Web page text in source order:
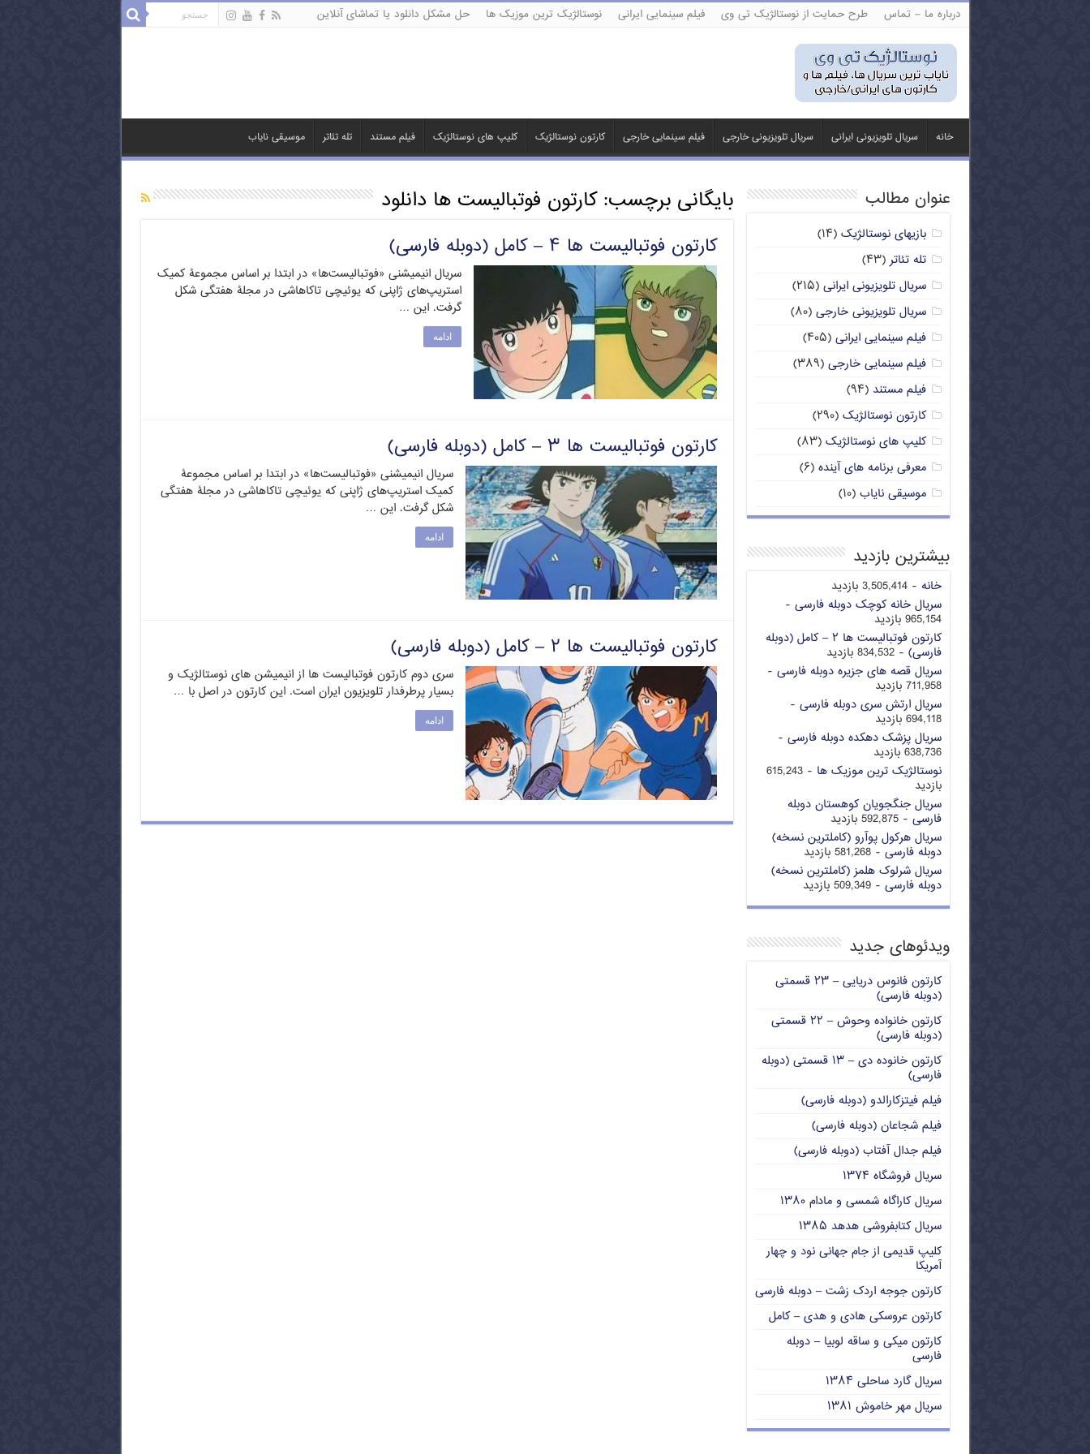
درباره ما – تماس طرح حمایت از نوستالژیک تی وی فیلم سینمایی ایرانی نوستالژیک ترین موزیک ها حل مشکل دانلود یا تماشای آنلاین
خانه سریال تلویزیونی ایرانی سریال تلویزیونی خارجی فیلم سینمایی خارجی کارتون نوستالژیک کلیپ های نوستالژیک فیلم مستند تله تئاتر موسیقی نایاب
بایگانی برچسب:کارتون فوتبالیست ها دانلود
کارتون فوتبالیست ها ۴ – کامل (دوبله فارسی)
سریال انیمیشنی «فوتبالیست‌ها» در ابتدا بر اساس مجموعۀ کمیک
استریپ‌های ژاپنی که یوئیچی تاکاهاشی در مجلۀ هفتگی شکل
گرفت. این …
ادامه
کارتون فوتبالیست ها ۳ – کامل (دوبله فارسی)
سریال انیمیشنی «فوتبالیست‌ها» در ابتدا بر اساس مجموعۀ
کمیک استریپ‌های ژاپنی که یوئیچی تاکاهاشی در مجلۀ هفتگی
شکل گرفت. این …
ادامه
کارتون فوتبالیست ها ۲ – کامل (دوبله فارسی)
سری دوم کارتون فوتبالیست ها از انیمیشن های نوستالژیک و
بسیار پرطرفدار تلویزیون ایران است. این کارتون در اصل با …
ادامه
عنوان مطالب
بازیهای نوستالژیک (۱۴)
تله تئاتر(۴۳)
سریال تلویزیونی ایرانی (۲۱۵)
سریال تلویزیونی خارجی (۸۰)
فیلم سینمایی ایرانی (۴۰۵)
فیلم سینمایی خارجی (۳۸۹)
فیلم مستند (۹۴)
کارتون نوستالژیک (۲۹۰)
کلیپ های نوستالژیک (۸۳)
معرفی برنامه های آینده (۶)
موسیقی نایاب (۱۰)
بیشترین بازدید
خانه - 3,505,414 بازدید
سریال خانه کوچک دوبله فارسی -
965,154 بازدید
کارتون فوتبالیست ها ۲ – کامل (دوبله
فارسی) - 834,532 بازدید
سریال قصه های جزیره دوبله فارسی -
711,958 بازدید
سریال ارتش سری دوبله فارسی -
694,118 بازدید
سریال پزشک دهکده دوبله فارسی -
638,736 بازدید
نوستالژیک ترین موزیک ها
- 615,243
بازدید
سریال جنگجویان کوهستان دوبله
فارسی - 592,875 بازدید
سریال هرکول پوآرو (کاملترین نسخه)
دوبله فارسی - 581,268 بازدید
سریال شرلوک هلمز (کاملترین نسخه)
دوبله فارسی - 509,349 بازدید
ویدئوهای جدید
کارتون فانوس دریایی – ۲۳ قسمتی
(دوبله فارسی)
کارتون خانواده وحوش – ۲۲ قسمتی
(دوبله فارسی)
کارتون خانوده دی – ۱۳ قسمتی (دوبله
فارسی)
فیلم فیتزکارالدو (دوبله فارسی)
فیلم شجاعان (دوبله فارسی)
فیلم جدال آفتاب (دوبله فارسی)
سریال فروشگاه ۱۳۷۴
سریال کاراگاه شمسی و مادام ۱۳۸۰
سریال کتابفروشی هدهد ۱۳۸۵
کلیپ قدیمی از جام جهانی نود و چهار
آمریکا
کارتون جوجه اردک زشت – دوبله فارسی
کارتون عروسکی هادی و هدی – کامل
کارتون میکی و ساقه لوبیا – دوبله
فارسی
سریال گارد ساحلی ۱۳۸۴
سریال مهر خاموش ۱۳۸۱